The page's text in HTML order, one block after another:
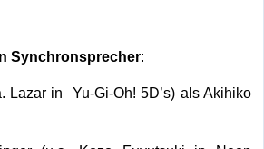
Synchronsprecher:
Lazar in Yu-Gi-Oh! 5D’s) als Akihiko